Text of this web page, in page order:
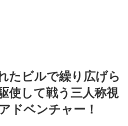
たビルで繰り広げら
使して戦う三人称視
ドベンチャー！